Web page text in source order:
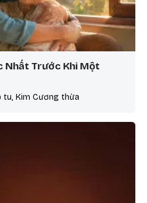
Nhất Trước Khi Một
tu, Kim Cương thừa